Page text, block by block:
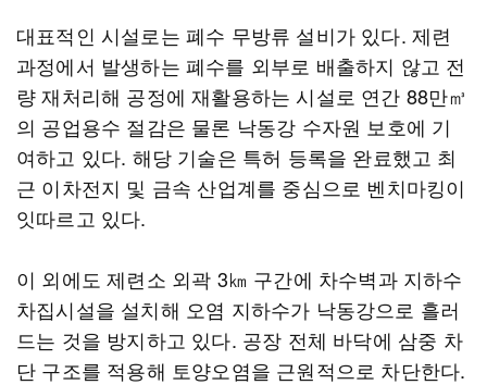
대표적인 시설로는 폐수 무방류 설비가 있다. 제련
과정에서 발생하는 폐수를 외부로 배출하지 않고 전
량 재처리해 공정에 재활용하는 시설로 연간 88만㎥
의 공업용수 절감은 물론 낙동강 수자원 보호에 기
여하고 있다. 해당 기술은 특허 등록을 완료했고 최
근 이차전지 및 금속 산업계를 중심으로 벤치마킹이
잇따르고 있다.
이 외에도 제련소 외곽 3㎞ 구간에 차수벽과 지하수
차집시설을 설치해 오염 지하수가 낙동강으로 흘러
드는 것을 방지하고 있다. 공장 전체 바닥에 삼중 차
단 구조를 적용해 토양오염을 근원적으로 차단한다.